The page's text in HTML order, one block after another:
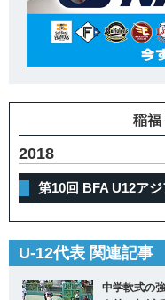
稲福
2018
第10回 BFA U12ア
U-12代表 関連記事
中学軟式の